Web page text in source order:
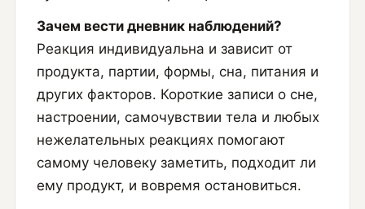
Зачем вести дневник наблюдений?
Реакция индивидуальна и зависит от
продукта, партии, формы, сна, питания и
других факторов. Короткие записи о сне,
настроении, самочувствии тела и любых
нежелательных реакциях помогают
самому человеку заметить, подходит ли
ему продукт, и вовремя остановиться.